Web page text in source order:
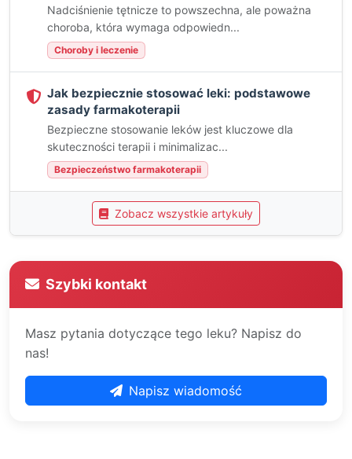
Nadciśnienie tętnicze to powszechna, ale poważna
choroba, która wymaga odpowiedn...
Choroby i leczenie
Jak bezpiecznie stosować leki: podstawowe
zasady farmakoterapii
Bezpieczne stosowanie leków jest kluczowe dla
skuteczności terapii i minimalizac...
Bezpieczeństwo farmakoterapii
Zobacz wszystkie artykuły
Szybki kontakt
Masz pytania dotyczące tego leku? Napisz do
nas!
Napisz wiadomość